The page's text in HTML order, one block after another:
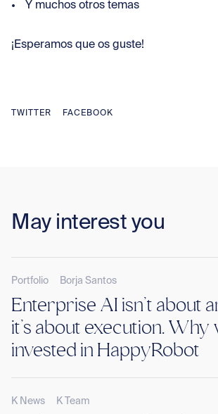
Y muchos otros temas
¡Esperamos que os guste!
TWITTER FACEBOOK
May interest you
Portfolio Borja Santos
Enterprise AI isn’t about
it’s about execution. Why
invested in HappyRobot
K News K Team